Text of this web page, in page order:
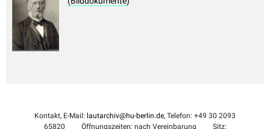
Kontakt, E-Mail: lautarchiv@hu-berlin.de, Telefon: +49 30 2093
65820
Öffnungszeiten: nach Vereinbarung Sitz: